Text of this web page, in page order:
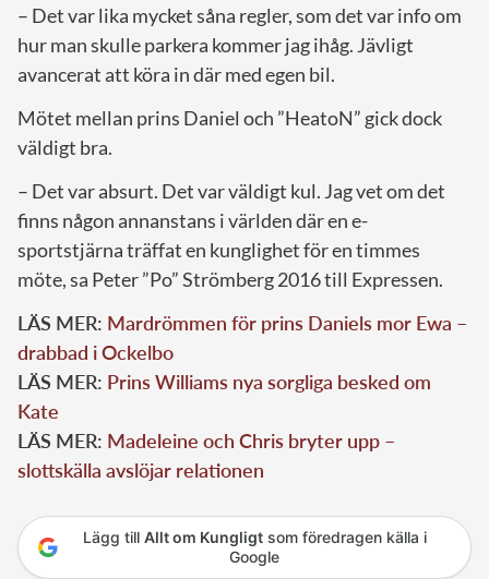
– Det var lika mycket såna regler, som det var info om
hur man skulle parkera kommer jag ihåg. Jävligt
avancerat att köra in där med egen bil.
Mötet mellan prins Daniel och ”HeatoN” gick dock
väldigt bra.
– Det var absurt. Det var väldigt kul. Jag vet om det
finns någon annanstans i världen där en e-
sportstjärna träffat en kunglighet för en timmes
möte, sa Peter ”Po” Strömberg 2016 till Expressen.
LÄS MER: Mardrömmen för prins Daniels mor Ewa –
drabbad i Ockelbo
LÄS MER: Prins Williams nya sorgliga besked om
Kate
LÄS MER: Madeleine och Chris bryter upp –
slottskälla avslöjar relationen
Lägg till Allt om Kungligtsom föredragen källa i
Google